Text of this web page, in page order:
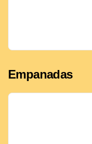
Empanadas